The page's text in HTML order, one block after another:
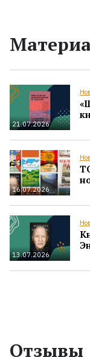
21.07.2026
16.07.2026
13.07.2026
Отзывы